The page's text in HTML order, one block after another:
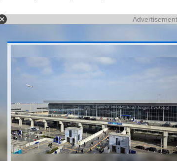
Advertisement